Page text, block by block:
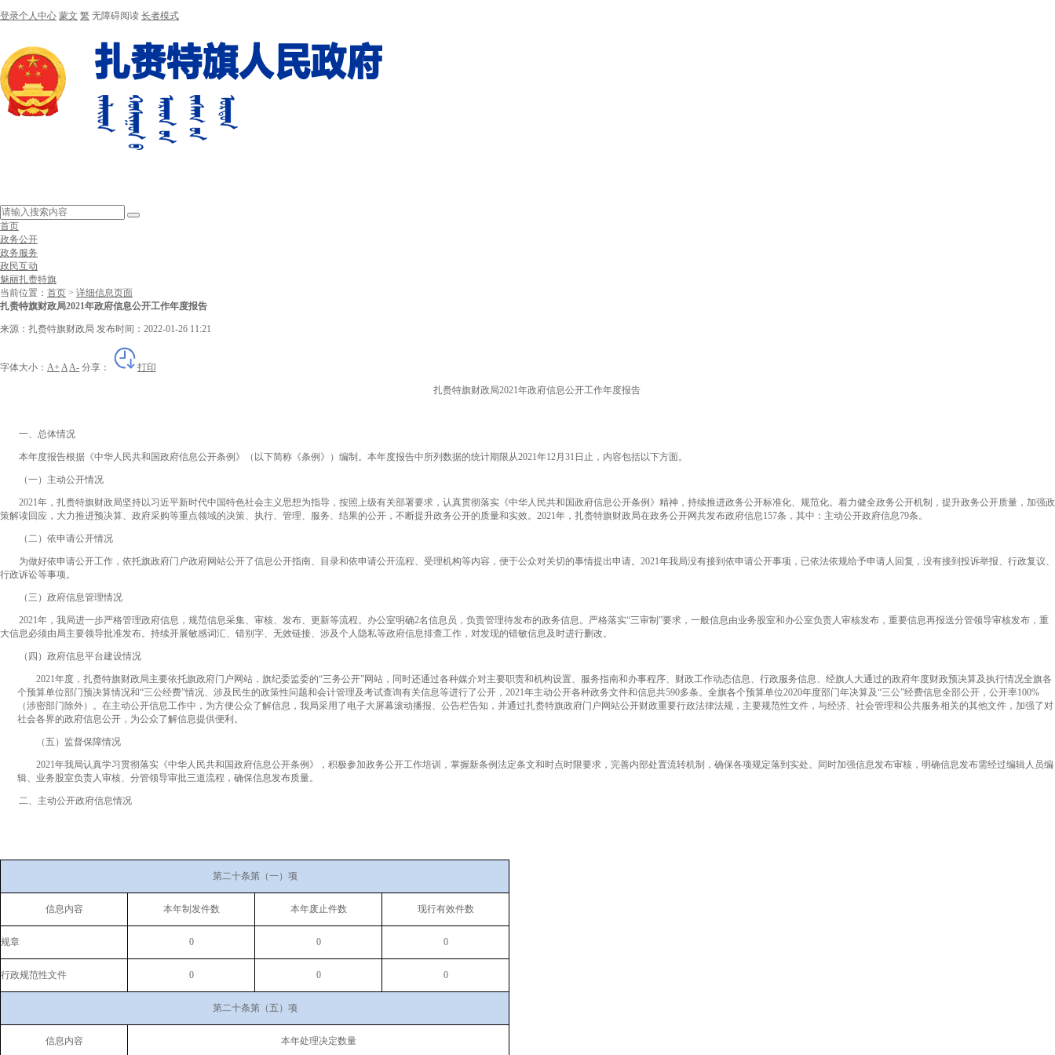
登录个人中心 蒙文 繁 无障碍阅读 长者模式
首页
政务公开
政务服务
政民互动
魅丽扎赉特旗
当前位置： 首页 > 详细信息页面
扎赉特旗财政局2021年政府信息公开工作年度报告
来源：扎赉特旗财政局 发布时间：2022-01-26 11:21
字体大小： A+ AA- 分享： 打印
扎赉特旗财政局2021年政府信息公开工作年度报告
一、总体情况
本年度报告根据《中华人民共和国政府信息公开条例》（以下简称《条例》）编制。本年度报告中所列数据的统计期限从2021年12月31日止，内容包括以下方面。
（一）主动公开情况
2021年，扎赉特旗财政局坚持以习近平新时代中国特色社会主义思想为指导，按照上级有关部署要求，认真贯彻落实《中华人民共和国政府信息公开条例》精神，持续推进政务公开标准化、规范化。着力健全政务公开机制，提升政务公开质量，加强政
策解读回应，大力推进预决算、政府采购等重点领域的决策、执行、管理、服务、结果的公开，不断提升政务公开的质量和实效。2021年，扎赉特旗财政局在政务公开网共发布政府信息157条，其中：主动公开政府信息79条。
（二）依申请公开情况
为做好依申请公开工作，依托旗政府门户政府网站公开了信息公开指南、目录和依申请公开流程、受理机构等内容，便于公众对关切的事情提出申请。2021年我局没有接到依申请公开事项，已依法依规给予申请人回复，没有接到投诉举报、行政复议、
行政诉讼等事项。
（三）政府信息管理情况
2021年，我局进一步严格管理政府信息，规范信息采集、审核、发布、更新等流程。办公室明确2名信息员，负责管理待发布的政务信息。严格落实“三审制”要求，一般信息由业务股室和办公室负责人审核发布，重要信息再报送分管领导审核发布，重
大信息必须由局主要领导批准发布。持续开展敏感词汇、错别字、无效链接、涉及个人隐私等政府信息排查工作，对发现的错敏信息及时进行删改。
（四）政府信息平台建设情况
2021年度，扎赉特旗财政局主要依托旗政府门户网站，旗纪委监委的“三务公开”网站，同时还通过各种媒介对主要职责和机构设置、服务指南和办事程序、财政工作动态信息、行政服务信息、经旗人大通过的政府年度财政预决算及执行情况全旗各
个预算单位部门预决算情况和“三公经费”情况、涉及民生的政策性问题和会计管理及考试查询有关信息等进行了公开，2021年主动公开各种政务文件和信息共590多条。全旗各个预算单位2020年度部门年决算及“三公”经费信息全部公开，公开率100%
（涉密部门除外）。在主动公开信息工作中，为方便公众了解信息，我局采用了电子大屏幕滚动播报、公告栏告知，并通过扎赉特旗政府门户网站公开财政重要行政法律法规，主要规范性文件，与经济、社会管理和公共服务相关的其他文件，加强了对
社会各界的政府信息公开，为公众了解信息提供便利。
（五）监督保障情况
2021年我局认真学习贯彻落实《中华人民共和国政府信息公开条例》，积极参加政务公开工作培训，掌握新条例法定条文和时点时限要求，完善内部处置流转机制，确保各项规定落到实处。同时加强信息发布审核，明确信息发布需经过编辑人员编
辑、业务股室负责人审核、分管领导审批三道流程，确保信息发布质量。
二、主动公开政府信息情况
第二十条第（一）项
信息内容 本年制发件数 本年废止件数 现行有效件数
规章 0 0 0
行政规范性文件 0 0 0
第二十条第（五）项
信息内容 本年处理决定数量